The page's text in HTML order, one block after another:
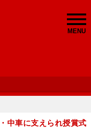
MENU
中車に支えられ授賞式